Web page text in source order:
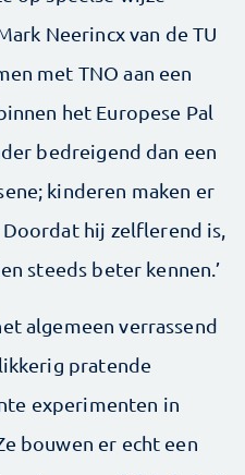
Neerincx van de TU
met TNO aan een
het Europese Pal
bedreigend dan een
kinderen maken er
hij zelflerend is,
steeds beter kennen.’
algemeen verrassend
pratende
experimenten in
bouwen er echt een